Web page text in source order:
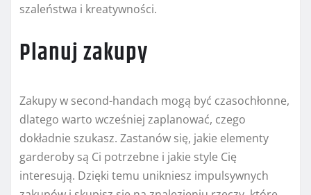
szaleństwa i kreatywności.
Planuj zakupy
Zakupy w second-handach mogą być czasochłonne,
dlatego warto wcześniej zaplanować, czego
dokładnie szukasz. Zastanów się, jakie elementy
garderoby są Ci potrzebne i jakie style Cię
interesują. Dzięki temu unikniesz impulsywnych